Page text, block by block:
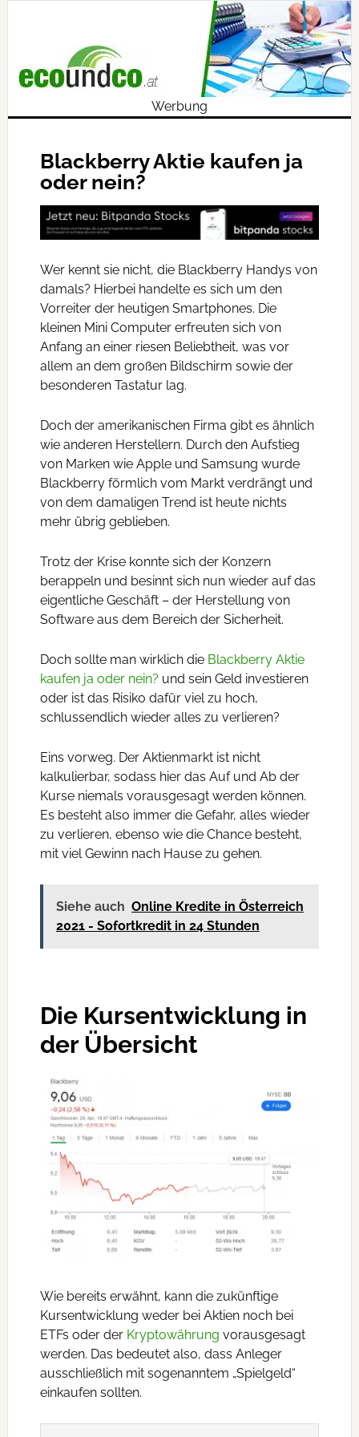
Werbung
Blackberry Aktie kaufen ja
oder nein?
Wer kennt sie nicht, die Blackberry Handys von
damals? Hierbei handelte es sich um den
Vorreiter der heutigen Smartphones. Die
kleinen Mini Computer erfreuten sich von
Anfang an einer riesen Beliebtheit, was vor
allem an dem großen Bildschirm sowie der
besonderen Tastatur lag.
Doch der amerikanischen Firma gibt es ähnlich
wie anderen Herstellern. Durch den Aufstieg
von Marken wie Apple und Samsung wurde
Blackberry förmlich vom Markt verdrängt und
von dem damaligen Trend ist heute nichts
mehr übrig geblieben.
Trotz der Krise konnte sich der Konzern
berappeln und besinnt sich nun wieder auf das
eigentliche Geschäft – der Herstellung von
Software aus dem Bereich der Sicherheit.
Doch sollte man wirklich die Blackberry Aktie
kaufen ja oder nein? und sein Geld investieren
oder ist das Risiko dafür viel zu hoch,
schlussendlich wieder alles zu verlieren?
Eins vorweg. Der Aktienmarkt ist nicht
kalkulierbar, sodass hier das Auf und Ab der
Kurse niemals vorausgesagt werden können.
Es besteht also immer die Gefahr, alles wieder
zu verlieren, ebenso wie die Chance besteht,
mit viel Gewinn nach Hause zu gehen.
Siehe auch Online Kredite in Österreich
2021 - Sofortkredit in 24 Stunden
Die Kursentwicklung in
der Übersicht
Wie bereits erwähnt, kann die zukünftige
Kursentwicklung weder bei Aktien noch bei
ETFs oder der Kryptowährung vorausgesagt
werden. Das bedeutet also, dass Anleger
ausschließlich mit sogenanntem „Spielgeld“
einkaufen sollten.